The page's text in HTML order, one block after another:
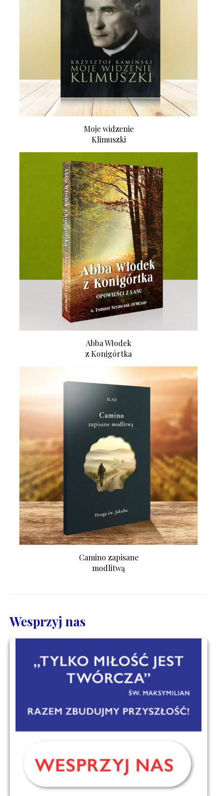
Moje widzenie
Klimuszki
Abba Włodek
z Konigórtka
Camino zapisane
modlitwą
Wesprzyj nas